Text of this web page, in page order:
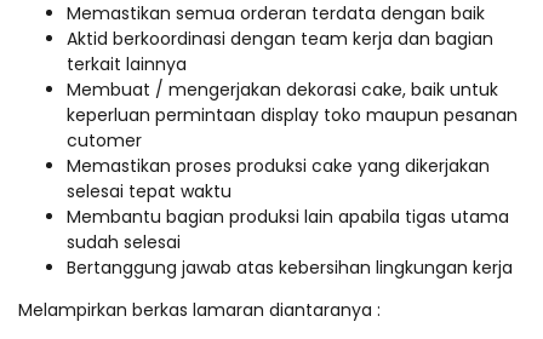
Memastikan semua orderan terdata dengan baik
Aktid berkoordinasi dengan team kerja dan bagian
terkait lainnya
Membuat / mengerjakan dekorasi cake, baik untuk
keperluan permintaan display toko maupun pesanan
cutomer
Memastikan proses produksi cake yang dikerjakan
selesai tepat waktu
Membantu bagian produksi lain apabila tigas utama
sudah selesai
Bertanggung jawab atas kebersihan lingkungan kerja
Melampirkan berkas lamaran diantaranya :